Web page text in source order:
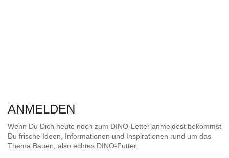
ANMELDEN
Wenn Du Dich heute noch zum DINO-Letter anmeldest bekommst
Du frische Ideen, Informationen und Inspirationen rund um das
Thema Bauen, also echtes DINO-Futter.